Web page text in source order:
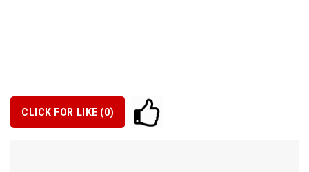
CLICK FOR LIKE (0)